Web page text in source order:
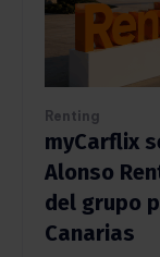
Renting
myCarflix
Alonso
del grupo
Canarias